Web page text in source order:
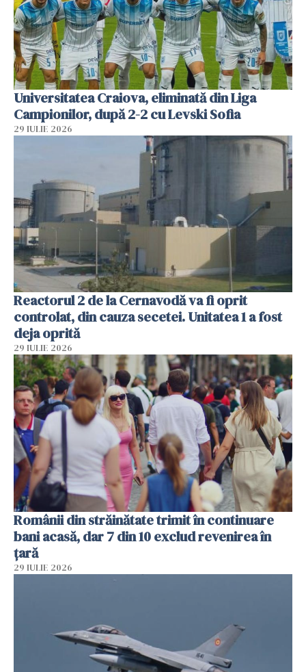
Universitatea Craiova, eliminată din Liga
Campionilor, după 2-2 cu Levski Sofia
29 IULIE 2026
Reactorul 2 de la Cernavodă va fi oprit
controlat, din cauza secetei. Unitatea 1 a fost
deja oprită
29 IULIE 2026
Românii din străinătate trimit în continuare
bani acasă, dar 7 din 10 exclud revenirea în
țară
29 IULIE 2026